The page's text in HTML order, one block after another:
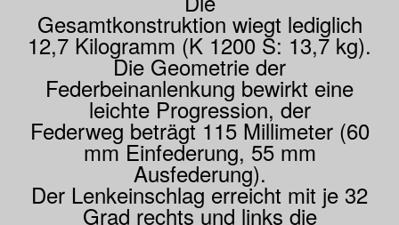
Gesamtkonstruktion wiegt lediglich
12,7 Kilogramm (K 1200 S: 13,7 kg).
Die Geometrie der
Federbeinanlenkung bewirkt eine
leichte Progression, der
Federweg beträgt 115 Millimeter (60
mm Einfederung, 55 mm
Ausfederung).
Der Lenkeinschlag erreicht mit je 32
Grad rechts und links die